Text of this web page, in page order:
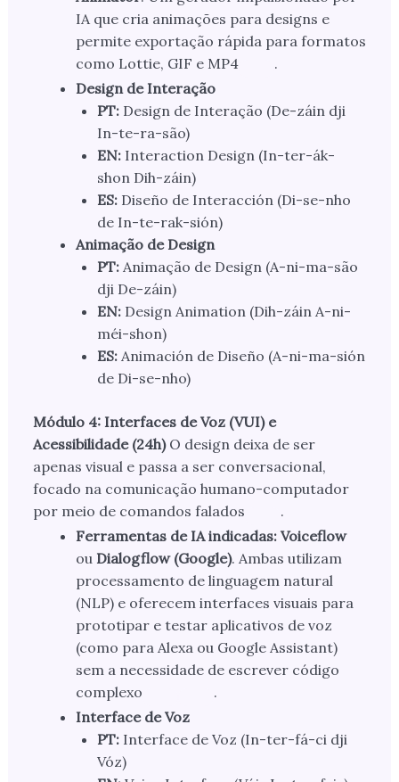
IA que cria animações para designs e
permite exportação rápida para formatos
como Lottie, GIF e MP4
.
Design de Interação
PT:Design de Interação (De-záin dji
In-te-ra-são)
EN:Interaction Design (In-ter-ák-
shon Dih-záin)
ES:Diseño de Interacción (Di-se-nho
de In-te-rak-sión)
Animação de Design
PT:Animação de Design (A-ni-ma-são
dji De-záin)
EN:Design Animation (Dih-záin A-ni-
méi-shon)
ES:Animación de Diseño (A-ni-ma-sión
de Di-se-nho)
Módulo 4: Interfaces de Voz (VUI) e
Acessibilidade (24h) O design deixa de ser
apenas visual e passa a ser conversacional,
focado na comunicação humano-computador
por meio de comandos falados
.
Ferramentas de IA indicadas: Voiceflow
ou Dialogflow (Google). Ambas utilizam
processamento de linguagem natural
(NLP) e oferecem interfaces visuais para
prototipar e testar aplicativos de voz
(como para Alexa ou Google Assistant)
sem a necessidade de escrever código
complexo
.
Interface de Voz
PT:Interface de Voz (In-ter-fá-ci dji
Vóz)